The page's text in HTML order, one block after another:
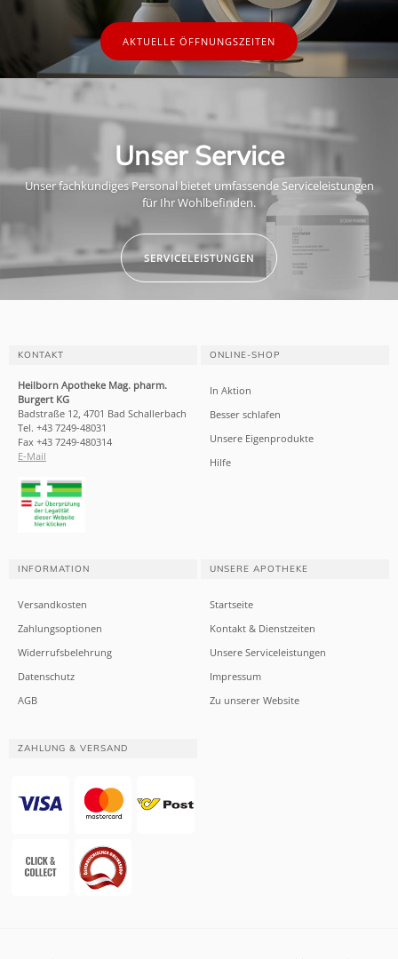
AKTUELLE ÖFFNUNGSZEITEN
Unser Service
Unser fachkundiges Personal bietet umfassende Serviceleistungen
für Ihr Wohlbefinden.
SERVICELEISTUNGEN
KONTAKT
Heilborn Apotheke Mag. pharm.
Burgert KG
Badstraße 12, 4701 Bad Schallerbach
Tel. +43 7249-48031
Fax +43 7249-480314
E-Mail
ONLINE-SHOP
In Aktion
Besser schlafen
Unsere Eigenprodukte
Hilfe
INFORMATION
Versandkosten
Zahlungsoptionen
Widerrufsbelehrung
Datenschutz
AGB
UNSERE APOTHEKE
Startseite
Kontakt & Dienstzeiten
Unsere Serviceleistungen
Impressum
Zu unserer Website
ZAHLUNG & VERSAND